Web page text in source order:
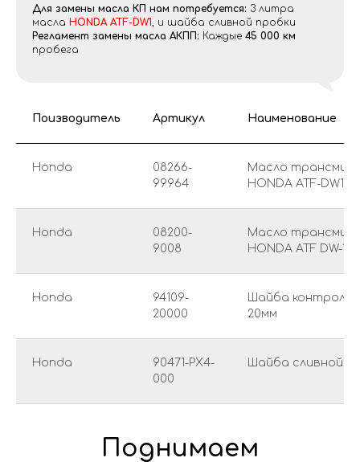
Для замены масла КП нам потребуется: 3 литра
масла HONDA ATF-DW1, и шайба сливной пробки
Регламент замены масла АКПП: Каждые 45 000 км
пробега
Поизводитель Артикул Наименование
Honda
08266-
99964
Масло
HONDA ATF-DW1
Honda
08200-
9008
Масло
HONDA ATF DW-1
Honda
94109-
20000
Шайба
20мм
Honda
90471-PX4-
000
Шайба сливной
Поднимаем